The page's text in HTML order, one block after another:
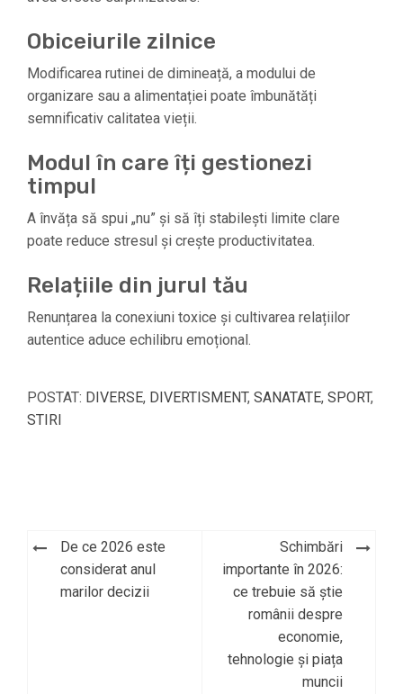
Obiceiurile zilnice
Modificarea rutinei de dimineață, a modului de
organizare sau a alimentației poate îmbunătăți
semnificativ calitatea vieții.
Modul în care îți gestionezi
timpul
A învăța să spui „nu” și să îți stabilești limite clare
poate reduce stresul și crește productivitatea.
Relațiile din jurul tău
Renunțarea la conexiuni toxice și cultivarea relațiilor
autentice aduce echilibru emoțional.
POSTAT: DIVERSE, DIVERTISMENT, SANATATE, SPORT,
STIRI
Navigare
De ce 2026 este
considerat anul
marilor decizii
Schimbări
importante în 2026:
ce trebuie să știe
românii despre
economie,
tehnologie și piața
muncii